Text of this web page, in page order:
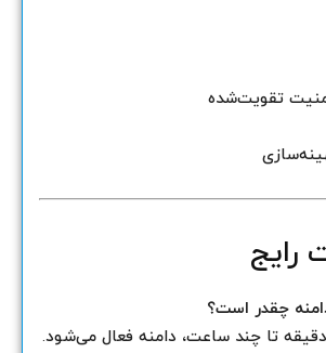
است؟
چند ساعت، دامنه فعال می‌شود.